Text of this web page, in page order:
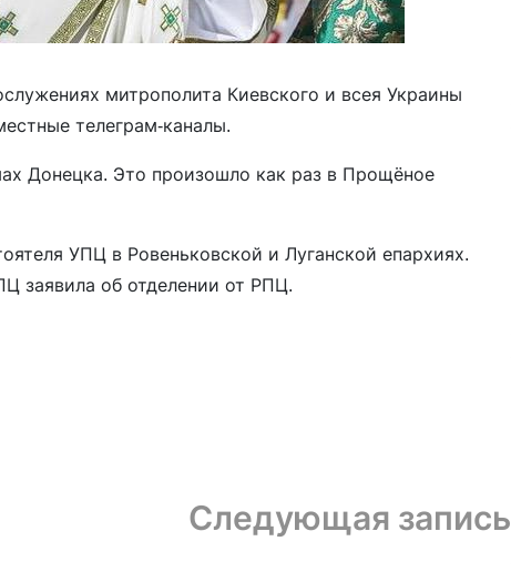
митрополита Киевского и всея Украины
телеграм-каналы.
Донецка. Это произошло как раз в Прощёное
УПЦ в Ровеньковской и Луганской епархиях.
заявила об отделении от РПЦ.
Следующая запись